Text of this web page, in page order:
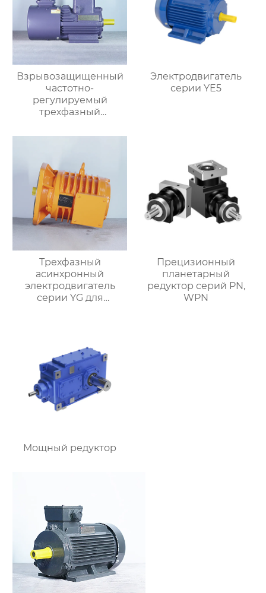
Взрывозащищенный
частотно-
регулируемый
трехфазный
электродвигатель
Электродвигатель
серии YE5
Трехфазный
асинхронный
электродвигатель
серии YG для
Прецизионный
планетарный
редуктор серий PN,
WPN
Мощный редуктор